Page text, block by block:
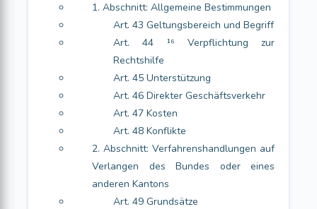
1. Abschnitt: Allgemeine Bestimmungen
Art. 43 Geltungsbereich und Begriff
Art. 44 ¹⁶ Verpflichtung zur
Rechtshilfe
Art. 45 Unterstützung
Art. 46 Direkter Geschäftsverkehr
Art. 47 Kosten
Art. 48 Konflikte
2. Abschnitt: Verfahrenshandlungen auf
Verlangen des Bundes oder eines
anderen Kantons
Art. 49 Grundsätze